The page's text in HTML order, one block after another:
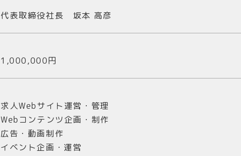
代表取締役社長 坂本 高彦
1,000,000円
求人Webサイト運営・管理
Webコンテンツ企画・制作
広告・動画制作
イベント企画・運営